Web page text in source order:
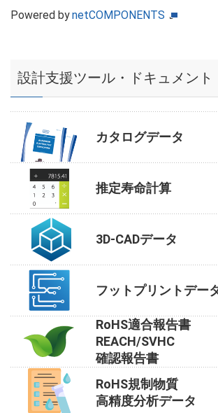
Powered bynetCOMPONENTS
設計支援ツール・ドキュメント
カタログデータ
推定寿命計算
3D-CADデータ
フットプリントデー
RoHS適合報告書
REACH/SVHC
確認報告書
RoHS規制物質
高精度分析データ